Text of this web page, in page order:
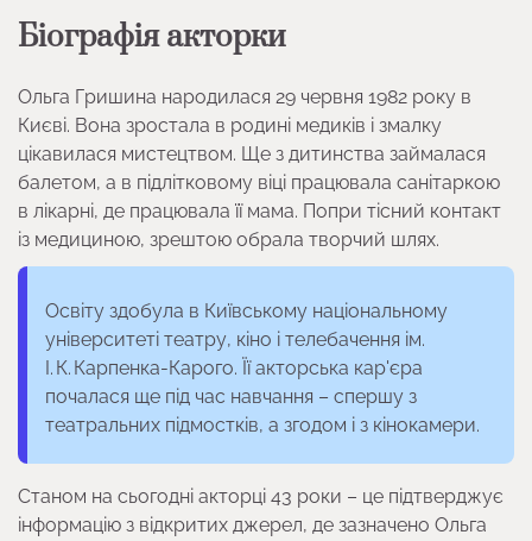
Біографія акторки
Ольга Гришина народилася 29 червня 1982 року в
Києві. Вона зростала в родині медиків і змалку
цікавилася мистецтвом. Ще з дитинства займалася
балетом, а в підлітковому віці працювала санітаркою
в лікарні, де працювала її мама. Попри тісний контакт
із медициною, зрештою обрала творчий шлях.
Освіту здобула в Київському національному
університеті театру, кіно і телебачення ім.
І. К. Карпенка-Карого. Її акторська кар'єра
почалася ще під час навчання – спершу з
театральних підмостків, а згодом і з кінокамери.
Станом на сьогодні акторці 43 роки – це підтверджує
інформацію з відкритих джерел, де зазначено Ольга